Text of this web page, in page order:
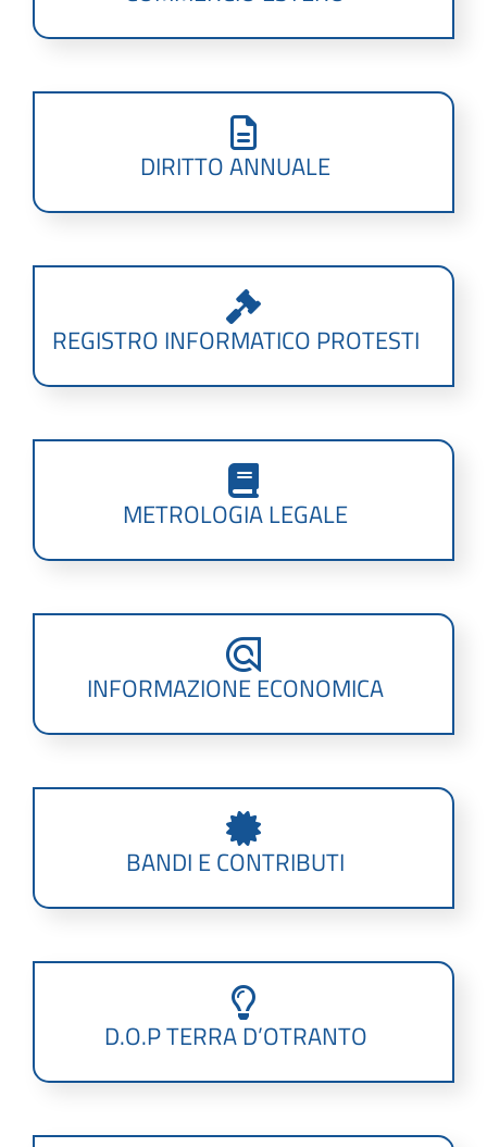
DIRITTO ANNUALE
REGISTRO INFORMATICO PROTESTI
METROLOGIA LEGALE
INFORMAZIONE ECONOMICA
BANDI E CONTRIBUTI
D.O.P TERRA D’OTRANTO